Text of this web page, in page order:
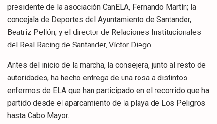
presidente de la asociación CanELA, Fernando Martín; la
concejala de Deportes del Ayuntamiento de Santander,
Beatriz Pellón; y el director de Relaciones Institucionales
del Real Racing de Santander, Víctor Diego.
Antes del inicio de la marcha, la consejera, junto al resto de
autoridades, ha hecho entrega de una rosa a distintos
enfermos de ELA que han participado en el recorrido que ha
partido desde el aparcamiento de la playa de Los Peligros
hasta Cabo Mayor.